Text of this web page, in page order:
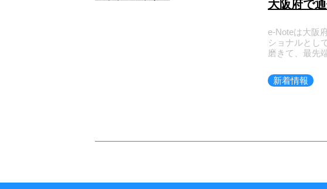
大阪府で
e-Noteは大阪
ショナルとし
磨きて、最先
新着情報